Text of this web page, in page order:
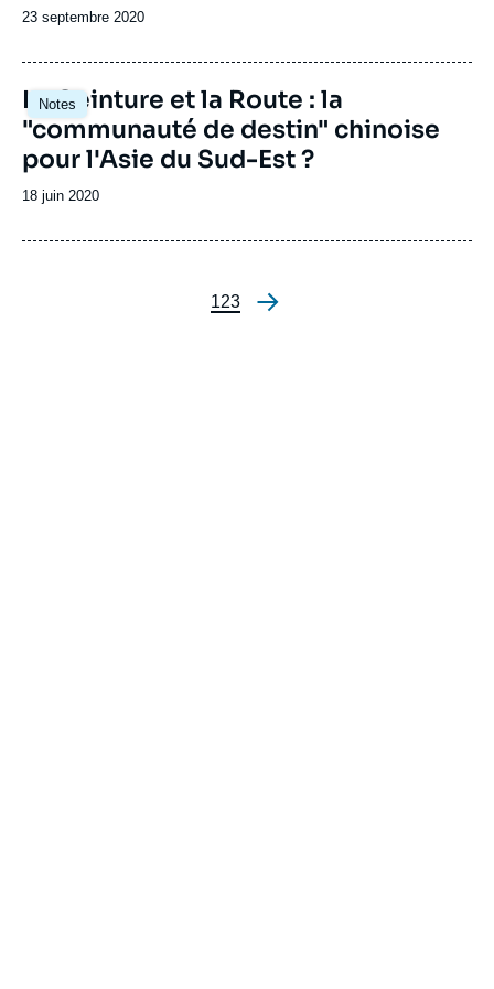
Date
publication
23 septembre 2020
Notes
La Ceinture et la Route : la
"communauté de destin" chinoise
pour l'Asie du Sud-Est ?
Date
publication
18 juin 2020
Pagination
Page
1Page
2Page
3